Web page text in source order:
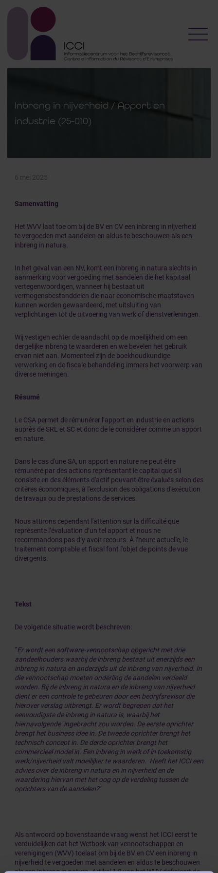
Inbreng in nijverheid / Apport en
industrie (25-010)
6 mei 2025
Samenvatting
Het WVV laat toe om bij de BV en CV een inbreng in nijverheid
te vergoeden met aandelen en aldus te beschouwen als een
inbreng in natura.
In het geval van een NV, komt een inbreng in natura slechts in
aanmerking voor vergoeding met aandelen die het kapitaal
vertegenwoordigen, wanneer hij bestaat uit
vermogensbestanddelen die naar economische maatstaven
kunnen worden gewaardeerd, met uitsluiting van
verplichtingen tot de uitvoering van werk of dienstverleningen.
Wij vestigen echter de aandacht op de moeilijkheid om een
dergelijke inbreng te waarderen en we bevelen het gebruik
ervan niet aan. Momenteel zijn de boekhoudkundige
verwerking en de fiscale behandeling immers het voorwerp van
diverse meningen.
Résumé
Le CSA permet de rémunérer l’apport en industrie en actions
auprès de SRL et SC et donc de le considérer comme un apport
en nature.
Dans le cas d'une SA, un apport en nature ne peut être
rémunéré par des actions représentant le capital que s'il
consiste en des éléments d'actif pouvant être évalués selon des
critères économiques, à l'exclusion des obligations d'exécution
de travaux ou de prestations de services.
Nous attirons cependant l'attention sur la difficulté que
représente l’évaluation d’un tel apport et nous ne
recommandons pas d’y avoir recours. À l’heure actuelle, le
traitement comptable et fiscal font l'objet de points de vue
divergents.
Tekst
De volgende situatie wordt beschreven:
“Er wordt een software-vennootschap opgericht met drie
aandeelhouders waarbij de inbreng bestaat uit enerzijds een
inbreng in natura en anderzijds uit de inbreng van nijverheid. In
die vennootschap moeten onderling de aandelen verdeeld
worden. Bij de inbreng in natura en de inbreng van nijverheid
dient er een controle te gebeuren door een bedrijfsrevisor die
hierover verslag uitbrengt. Er wordt begrepen dat het
eenvoudigste de inbreng in natura is, waarbij het
hiernavolgende ingebracht zou worden. De eerste oprichter
brengt het business idee in. De tweede oprichter brengt het
technisch concept in. De derde oprichter brengt het
commercieel model in. Een inbreng in werk of in toekomstig
werk/nijverheid valt moeilijker te waarderen. Heeft het ICCI een
advies over de inbreng in natura en in nijverheid en de
waardering hiervan met het oog op de verdeling tussen de
oprichters van de aandelen?”
Als antwoord op bovenstaande vraag wenst het ICCI eerst te
verduidelijken dat het Wetboek van vennootschappen en
verenigingen (WVV) toelaat om bij de BV en CV een inbreng in
nijverheid te vergoeden met aandelen en aldus te beschouwen